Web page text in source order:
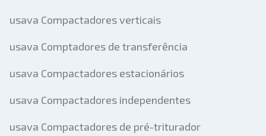
usava Compactadores verticais
usava Comptadores de transferência
usava Compactadores estacionários
usava Compactadores independentes
usava Compactadores de pré-triturador